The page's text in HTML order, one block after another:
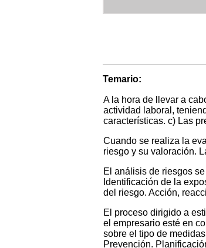
Temario:
A la hora de llevar a
actividad laboral,
características. c) Las
Cuando se realiza la
riesgo y su valoración.
El análisis de riesgos
Identificación de la
del riesgo. Acción,
El proceso dirigido a
el empresario esté en
sobre el tipo de
Prevención.